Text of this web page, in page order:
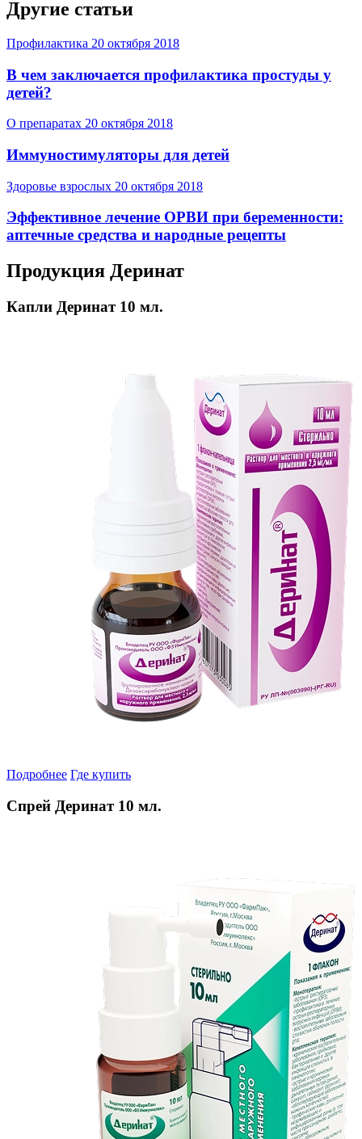
Другие статьи
Профилактика 20 октября 2018
В чем заключается профилактика простуды у
детей?
О препаратах 20 октября 2018
Иммуностимуляторы для детей
Здоровье взрослых 20 октября 2018
Эффективное лечение ОРВИ при беременности:
аптечные средства и народные рецепты
Продукция Деринат
Капли Деринат 10 мл.
Подробнее Где купить
Спрей Деринат 10 мл.